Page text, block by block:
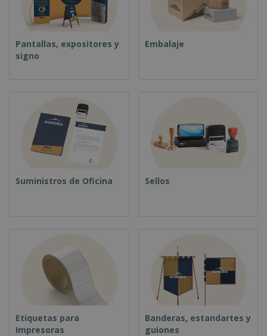
Pantallas, expositores y
signo
Embalaje
Suministros de Oficina Sellos
Etiquetas para
Impresoras
Banderas, estandartes y
guiones